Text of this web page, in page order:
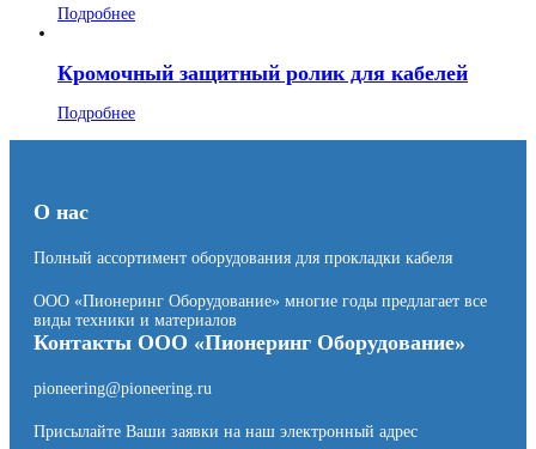
Подробнее
Кромочный защитный ролик для кабелей
Подробнее
О нас
Полный ассортимент оборудования для прокладки кабеля
ООО «Пионеринг Оборудование» многие годы предлагает все
виды техники и материалов
Контакты ООО «Пионеринг Оборудование»
pioneering@pioneering.ru
Присылайте Ваши заявки на наш электронный адрес